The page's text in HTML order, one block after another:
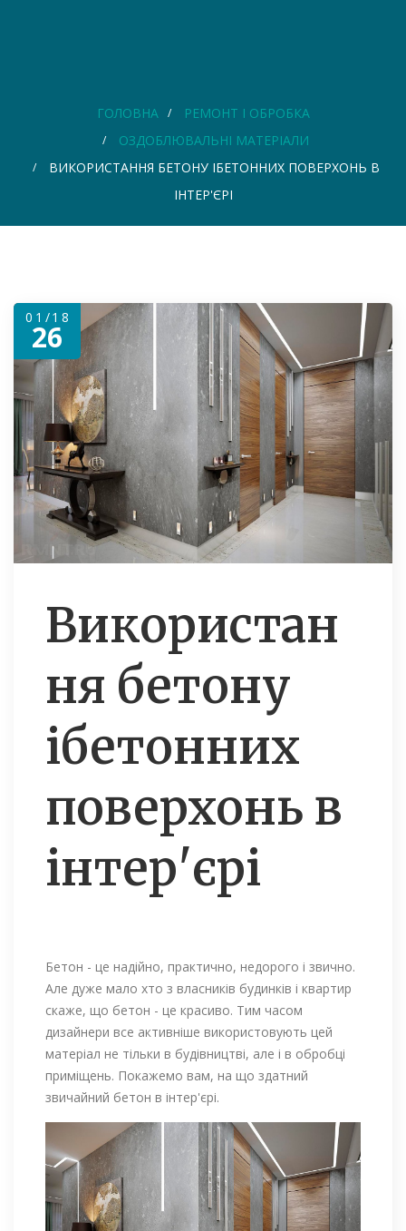
ГОЛОВНА
РЕМОНТ І ОБРОБКА
ОЗДОБЛЮВАЛЬНІ МАТЕРІАЛИ
ВИКОРИСТАННЯ БЕТОНУ ІБЕТОННИХ ПОВЕРХОНЬ В
ІНТЕР'ЄРІ
01/18
26
Використан
ня бетону
ібетонних
поверхонь в
інтер'єрі
Бетон - це надійно, практично, недорого і звично.
Але дуже мало хто з власників будинків і квартир
скаже, що бетон - це красиво. Тим часом
дизайнери все активніше використовують цей
матеріал не тільки в будівництві, але і в обробці
приміщень. Покажемо вам, на що здатний
звичайний бетон в інтер'єрі.